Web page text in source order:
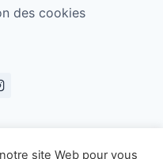
des cookies
site Web pour vous